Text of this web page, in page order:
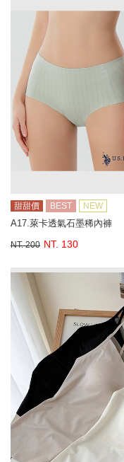
甜甜價 BEST NEW
A17.萊卡透氣石墨稀內褲
NT. 200 NT. 130